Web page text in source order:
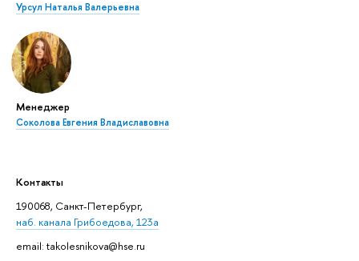
Урсул Наталья Валерьевна
Менеджер
Соколова Евгения Владиславовна
Контакты
190068, Санкт-Петербург,
наб. канала Грибоедова, 123а
email: takolesnikova@hse.ru